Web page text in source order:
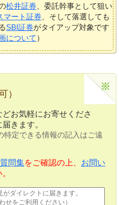
松井証券 、委託幹事として狙い
マート証券 、そして落選しても
SBI証券がタイアップ対象です
について ）
）
お気軽にお寄せくださ
きます。
定できる情報の記入はご遠
質問集をご確認の上、 お問い